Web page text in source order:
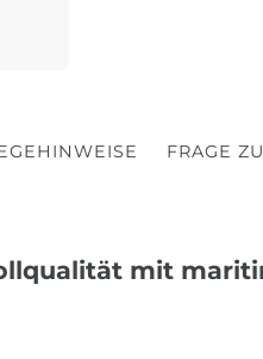
FRAGE
mit